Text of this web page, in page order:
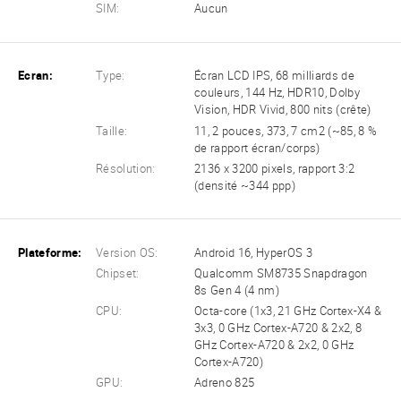
SIM: Aucun
Ecran: Type:
Écran LCD IPS, 68 milliards de
couleurs, 144 Hz, HDR10, Dolby
Vision, HDR Vivid, 800 nits (crête)
Taille:
11, 2 pouces, 373, 7 cm2 (~85, 8 %
de rapport écran/corps)
Résolution:
2136 x 3200 pixels, rapport 3:2
(densité ~344 ppp)
Plateforme: Version OS:
Android 16, HyperOS 3
Chipset:
Qualcomm SM8735 Snapdragon
8s Gen 4 (4 nm)
CPU:
Octa-core (1x3, 21 GHz Cortex-X4 &
3x3, 0 GHz Cortex-A720 & 2x2, 8
GHz Cortex-A720 & 2x2, 0 GHz
Cortex-A720)
GPU:
Adreno 825